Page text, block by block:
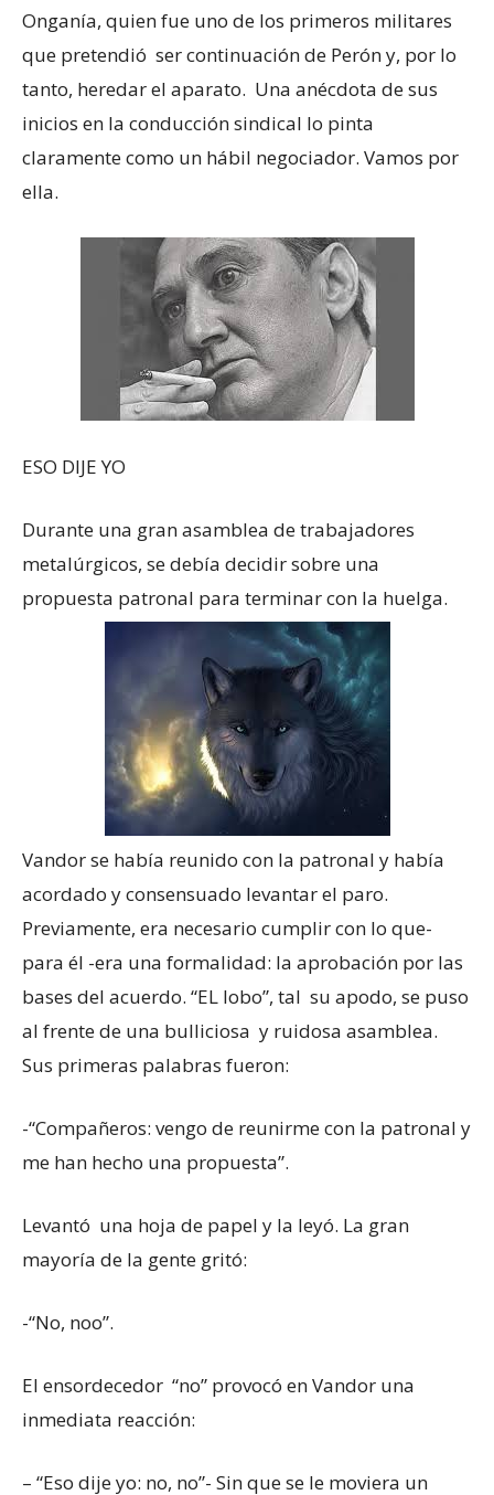
Onganía, quien fue uno de los primeros militares
que pretendió ser continuación de Perón y, por lo
tanto, heredar el aparato. Una anécdota de sus
inicios en la conducción sindical lo pinta
claramente como un hábil negociador. Vamos por
ella.
ESO DIJE YO
Durante una gran asamblea de trabajadores
metalúrgicos, se debía decidir sobre una
propuesta patronal para terminar con la huelga.
Vandor se había reunido con la patronal y había
acordado y consensuado levantar el paro.
Previamente, era necesario cumplir con lo que-
para él -era una formalidad: la aprobación por las
bases del acuerdo. “EL lobo”, tal su apodo, se puso
al frente de una bulliciosa y ruidosa asamblea.
Sus primeras palabras fueron:
-“Compañeros: vengo de reunirme con la patronal y
me han hecho una propuesta”.
Levantó una hoja de papel y la leyó. La gran
mayoría de la gente gritó:
-“No, noo”.
El ensordecedor “no” provocó en Vandor una
inmediata reacción:
– “Eso dije yo: no, no”- Sin que se le moviera un